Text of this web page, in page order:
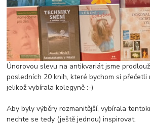
Únorovou slevu na antikvariát jsme
posledních 20 knih, které bychom si
jelikož vybírala kolegyně :-)
Aby byly výběry rozmanitější, vybírala
nechte se tedy (ještě jednou) inspirovat.